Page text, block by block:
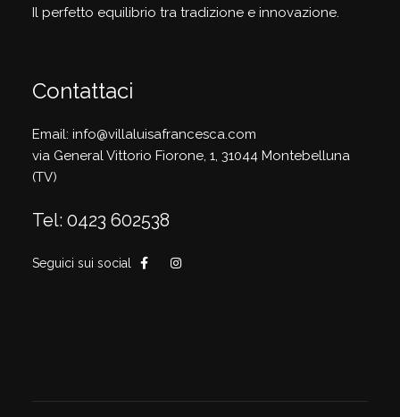
Il perfetto equilibrio tra tradizione e innovazione.
Contattaci
Email: info@villaluisafrancesca.com
via General Vittorio Fiorone, 1, 31044 Montebelluna
(TV)
Tel: 0423 602538
Seguici sui social